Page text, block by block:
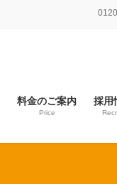
料金のご案内
Price
採用